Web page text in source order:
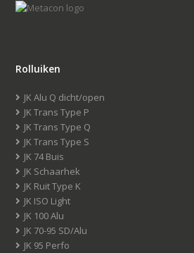
Rolluiken
JK Alu Q dicht/open
JK Trans Type P
JK Trans Type Q
JK Trans Type S
JK 74 Buis
JK Schaarhek
JK Ruit Type K
JK ISO Light
JK 100 Alu
JK 70-95 SD/Alu
JK 95 Perfo